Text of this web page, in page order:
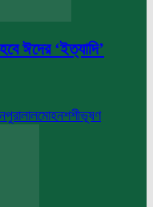
ঈদের ‘ইত্যাদি’
লালমোহনশশীভূষণ